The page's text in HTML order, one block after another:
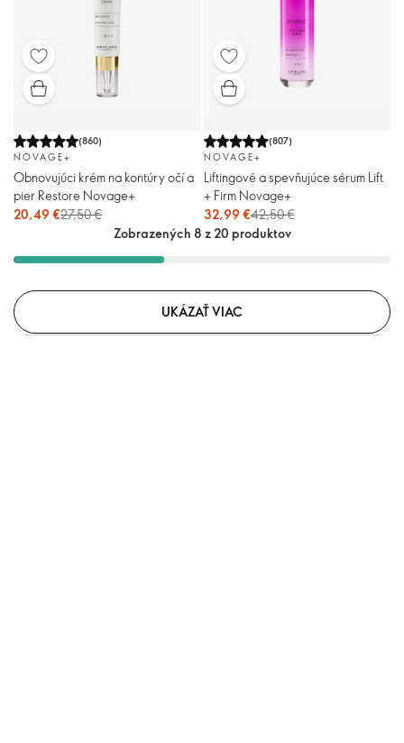
(860)
NOVAGE+
Obnovujúci krém na kontúry očí a
pier Restore Novage+
20,49 €27,50 €
(807)
NOVAGE+
Liftingové a spevňujúce sérum Lift
+ Firm Novage+
32,99 €42,50 €
Zobrazených 8 z 20 produktov
UKÁZAŤ VIAC